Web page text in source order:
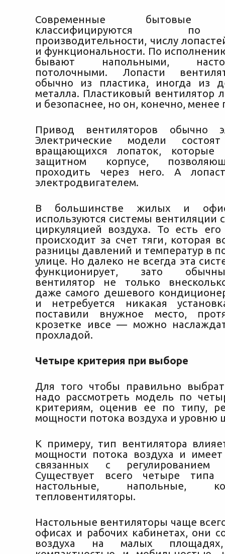
Современные бытовые
классифицируются по
производительности, числу
и функциональности. По
бывают напольными,
потолочными. Лопасти
обычно из пластика, иногда из
металла. Пластиковый вентилятор
и безопаснее, но он, конечно, менее
Привод вентиляторов обычно
Электрические модели
вращающихся лопаток,
защитном корпусе,
проходить через него. А
электродвигателем.
В большинстве жилых и
используются системы вентиляции
циркуляцией воздуха. То есть
происходит за счет тяги, которая
разницы давлений и температур в
улице. Но далеко не всегда эта
функционирует, зато
вентилятор не только
даже самого дешевого
и нетребуется никакая
поставили внужное место,
крозетке ивсе — можно
прохладой.
Четыре критерия при выборе
Для того чтобы правильно
надо рассмотреть модель по
критериям, оценив ее по типу,
мощности потока воздуха и уровню
К примеру, тип вентилятора
мощности потока воздуха и
связанных с регулированием
Существует всего четыре типа
настольные, напольные,
тепловентиляторы.
Настольные вентиляторы чаще
офисах и рабочих кабинетах, они
воздуха на малых площадях,